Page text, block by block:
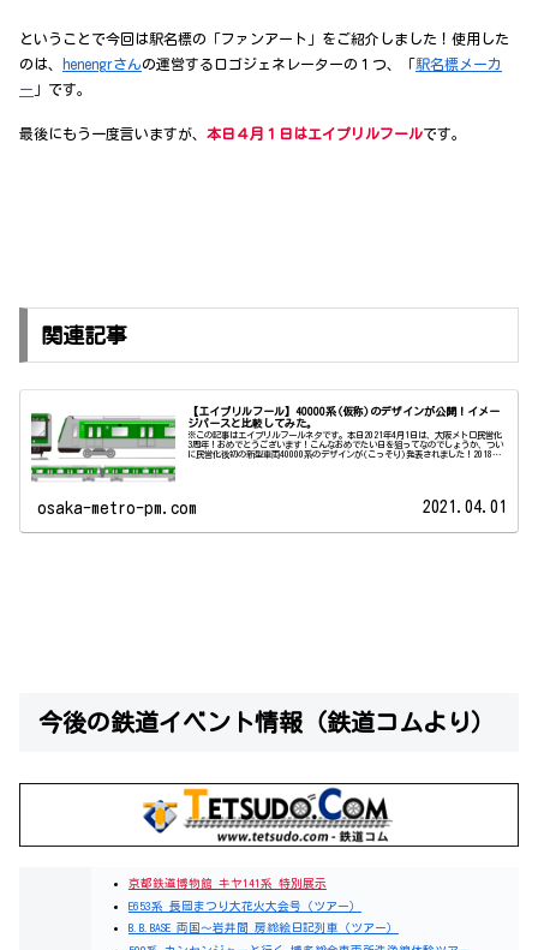
ということで今回は駅名標の「ファンアート」をご紹介しました！使用した
のは、 henengrさんの運営するロゴジェネレーターの１つ、「駅名標メーカ
ー 」です。
最後にもう一度言いますが、 本日４月１日はエイプリルフールです。
関連記事
【エイプリルフール】40000系(仮称)のデザインが公開！イメー
ジパースと比較してみた。
※この記事はエイプリルフールネタです。本日2021年4月1日は、大阪メトロ民営化
3周年！おめでとうございます！こんなおめでたい日を狙ってなのでしょうか、つい
に民営化後初の新型車両40000系のデザインが(こっそり)発表されました！2018
osaka-metro-pm.com 2021.04.01
今後の鉄道イベント情報（鉄道コムより）
京都鉄道博物館 キヤ141系 特別展示
E653系 長岡まつり大花火大会号（ツアー）
B.B.BASE 両国～岩井間 房総絵日記列車（ツアー）